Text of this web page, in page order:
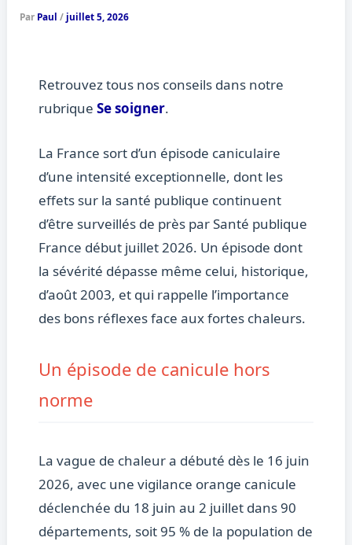
Par Paul / juillet 5, 2026
Retrouvez tous nos conseils dans notre
rubrique Se soigner.
La France sort d’un épisode caniculaire
d’une intensité exceptionnelle, dont les
effets sur la santé publique continuent
d’être surveillés de près par Santé publique
France début juillet 2026. Un épisode dont
la sévérité dépasse même celui, historique,
d’août 2003, et qui rappelle l’importance
des bons réflexes face aux fortes chaleurs.
Un épisode de canicule hors
norme
La vague de chaleur a débuté dès le 16 juin
2026, avec une vigilance orange canicule
déclenchée du 18 juin au 2 juillet dans 90
départements, soit 95 % de la population de